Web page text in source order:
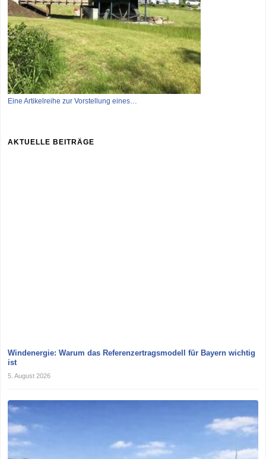
Eine Artikelreihe zur Vorstellung eines…
AKTUELLE BEITRÄGE
Windenergie: Warum das Referenzertragsmodell für Bayern wichtig
ist
5. August 2026